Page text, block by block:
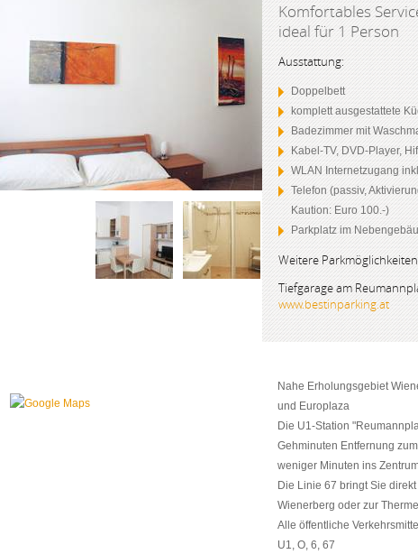
Komfortables
ideal für 1 Person
Ausstattung:
Doppelbett
komplett ausgestattete
Badezimmer mit
Kabel-TV, DVD-Player,
WLAN Internetzugang
Telefon (passiv,
Kaution: Euro 100.-)
Parkplatz im
Weitere
Tiefgarage am
www.bestinparking.at
Nahe Erholungsgebiet
und Europlaza
Die U1-Station
Gehminuten Entfernung
weniger Minuten ins
Die Linie 67 bringt Sie
Wienerberg oder zur
Alle öffentliche
U1, O, 6, 67